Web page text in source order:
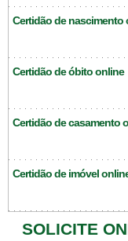
Certidão de nascimento
Certidão de óbito online
Certidão de casamento
Certidão de imóvel
SOLICITE